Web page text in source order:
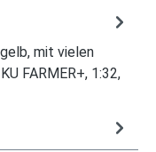
mit vielen
FARMER+, 1:32,